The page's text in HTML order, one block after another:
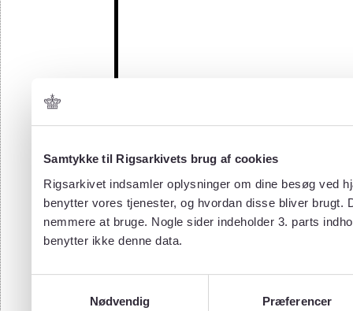
Samtykke til Rigsarkivets brug af cookies
Rigsarkivet indsamler oplysninger om dine besøg ved
benytter vores tjenester, og hvordan disse bliver
nemmere at bruge. Nogle sider indeholder 3. parts
benytter ikke denne data.
Nødvendig
Præferencer